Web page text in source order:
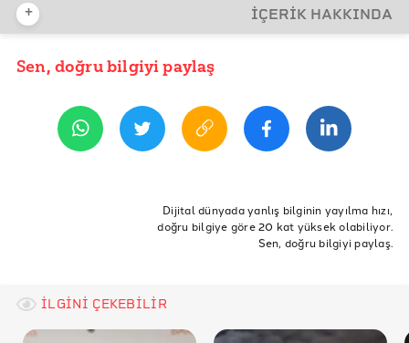
REFERANSLAR
Süleyman Soylu’nun Gönderdiği Yazı
Belediye Kanunu
+ İÇERİK HAKKINDA
YAYIN TARİHİ
Sosyal Yardım
İstanbul
Bağış Kampanyası İBB
Büyükşehir
Ekrem İmamoğlu
ankara büyükşehir belediyesi
koronavirüs önlemleri
belediye kanunu
Sen, doğru bilgiyi paylaş
Dijital dünyada yanlış bilginin yayılma hızı,
doğru bilgiye göre 20 kat yüksek olabiliyor.
Sen, doğru bilgiyi paylaş.
İLGİNİ ÇEKEBİLİR